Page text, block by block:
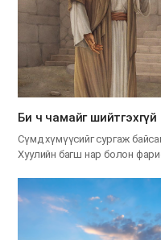
Би ч чамайг шийтгэхгүй
Сүмд хүмүүсийг сургаж
Хуулийн багш нар болон